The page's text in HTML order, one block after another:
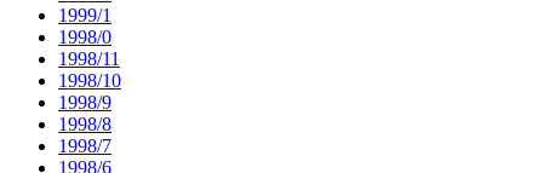
1999/1
1998/0
1998/11
1998/10
1998/9
1998/8
1998/7
1998/6